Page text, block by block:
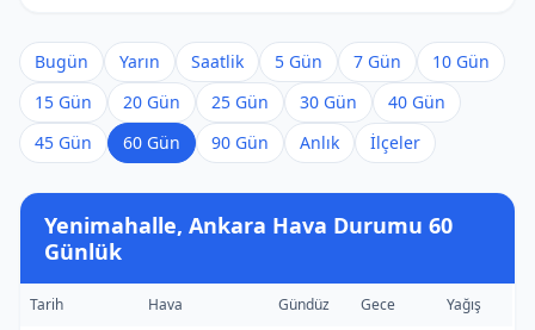
Bugün Yarın Saatlik 5 Gün 7 Gün
10 Gün
15 Gün
20 Gün 25 Gün 30 Gün
40 Gün
45 Gün
60 Gün 90 Gün Anlık İlçeler
Yenimahalle, Ankara Hava Durumu 60
Günlük
Tarih Hava Gündüz Gece Yağış